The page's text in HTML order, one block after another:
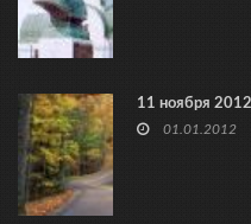
11 ноября
01.01.2012